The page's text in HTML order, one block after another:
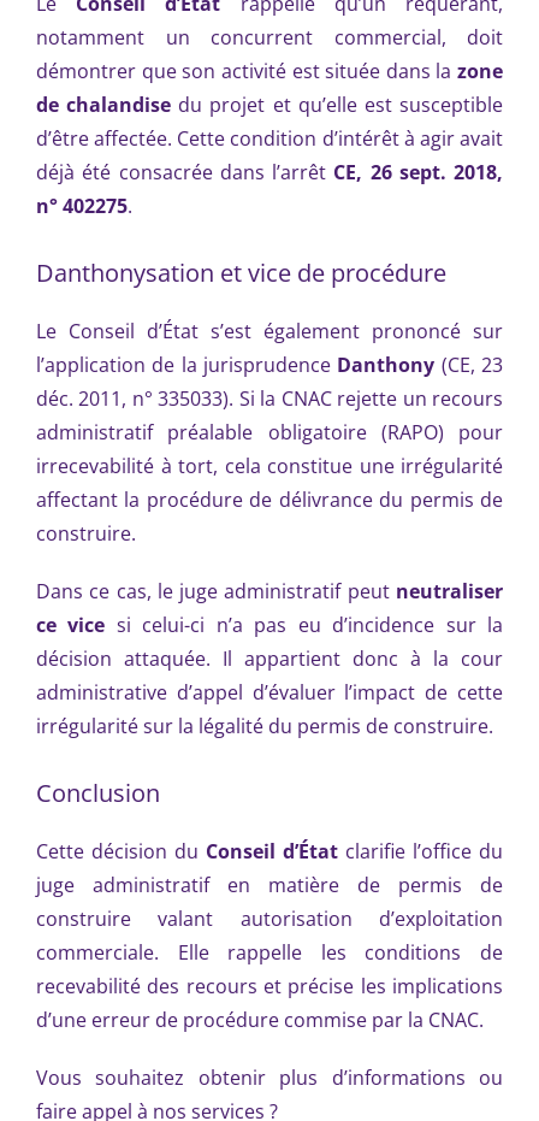
notamment un concurrent commercial, doit
démontrer que son activité est située dans la zone
de chalandise du projet et qu’elle est susceptible
d’être affectée. Cette condition d’intérêt à agir avait
déjà été consacrée dans l’arrêt CE, 26 sept. 2018,
n° 402275.
Danthonysation et vice de procédure
Le Conseil d’État s’est également prononcé sur
l’application de la jurisprudence Danthony (CE, 23
déc. 2011, n° 335033). Si la CNAC rejette un recours
administratif préalable obligatoire (RAPO) pour
irrecevabilité à tort, cela constitue une irrégularité
affectant la procédure de délivrance du permis de
construire.
Dans ce cas, le juge administratif peut neutraliser
ce vice si celui-ci n’a pas eu d’incidence sur la
décision attaquée. Il appartient donc à la cour
administrative d’appel d’évaluer l’impact de cette
irrégularité sur la légalité du permis de construire.
Conclusion
Cette décision du Conseil d’État clarifie l’office du
juge administratif en matière de permis de
construire valant autorisation d’exploitation
commerciale. Elle rappelle les conditions de
recevabilité des recours et précise les implications
d’une erreur de procédure commise par la CNAC.
Vous souhaitez obtenir plus d’informations ou
faire appel à nos services ?